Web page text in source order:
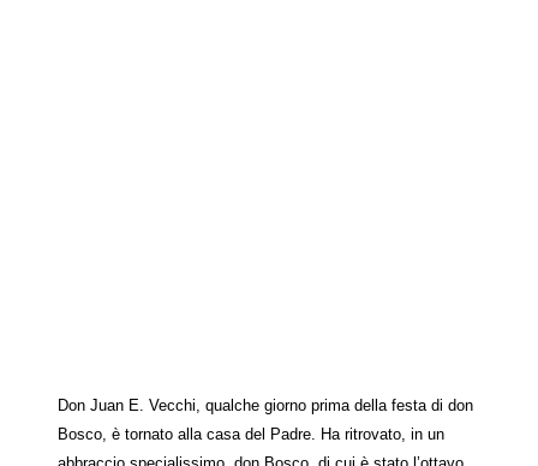
Don Juan E. Vecchi, qualche giorno prima della festa di don
Bosco, è tornato alla casa del Padre. Ha ritrovato, in un